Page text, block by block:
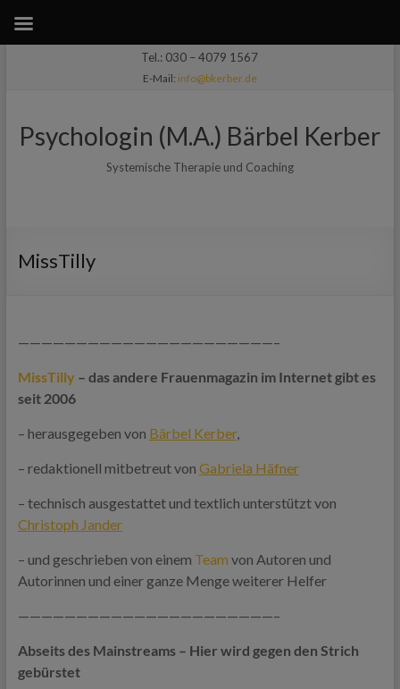
Tel.: 030 – 4079 1567
E-Mail: info@bkerber.de
Psychologin (M.A.) Bärbel Kerber
Systemische Therapie und Coaching
MissTilly
——————————————————————–
MissTilly– das andere Frauenmagazin im Internet gibt es
seit 2006
– herausgegeben von Bärbel Kerber,
– redaktionell mitbetreut von Gabriela Häfner
– technisch ausgestattet und textlich unterstützt von
Christoph Jander
– und geschrieben von einem Team von Autoren und
Autorinnen und einer ganze Menge weiterer Helfer
——————————————————————–
Abseits des Mainstreams – Hier wird gegen den Strich
gebürstet